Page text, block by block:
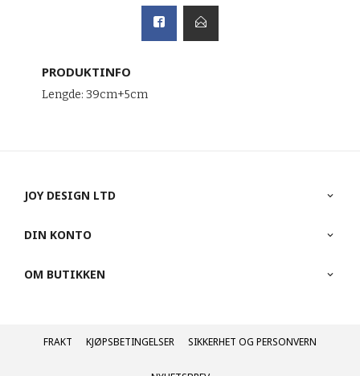
PRODUKTINFO
Lengde:39cm+5cm
JOY DESIGN LTD
DIN KONTO
OM BUTIKKEN
FRAKT KJØPSBETINGELSER SIKKERHET OG PERSONVERN